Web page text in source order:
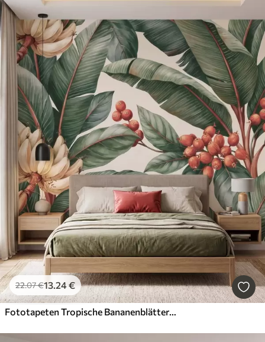
22.07€13.24€
Fototapeten Tropische Bananenblätter mit Trauben roter Kaffeekirschen, im Aquarellstil